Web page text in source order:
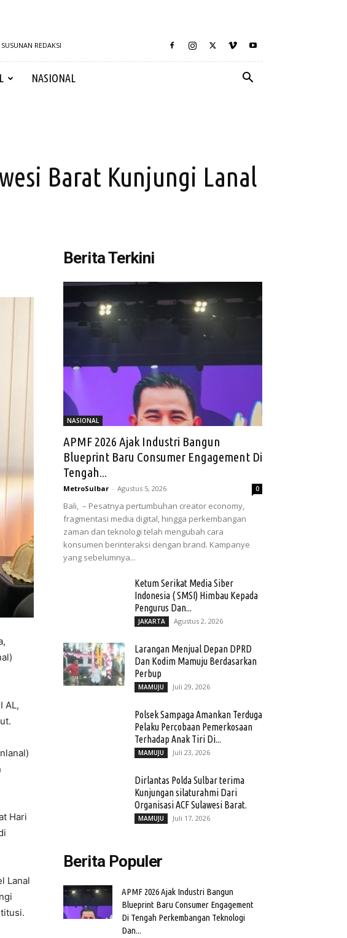
SUSUNAN REDAKSI
NASIONAL
Barat Kunjungi Lanal
AL,
Hari
Lanal
Berita Terkini
NASIONAL
APMF 2026 Ajak Industri Bangun
Blueprint Baru Consumer Engagement Di
Tengah...
MetroSulbar - Agustus 5, 2026 0
Bali, – Pesatnya pertumbuhan creator economy,
fragmentasi media digital, hingga perkembangan
zaman dan teknologi telah mengubah cara
konsumen berinteraksi dengan brand. Kampanye
yang sebelumnya...
Ketum Serikat Media Siber
Indonesia ( SMSI) Himbau Kepada
Pengurus Dan...
JAKARTA Agustus 2, 2026
Larangan Menjual Depan DPRD
Dan Kodim Mamuju Berdasarkan
Perbup
MAMUJU Juli 29, 2026
Polsek Sampaga Amankan Terduga
Pelaku Percobaan Pemerkosaan
Terhadap Anak Tiri Di...
MAMUJU Juli 23, 2026
Dirlantas Polda Sulbar terima
Kunjungan silaturahmi Dari
Organisasi ACF Sulawesi Barat.
MAMUJU Juli 17, 2026
Berita Populer
APMF 2026 Ajak Industri Bangun
Blueprint Baru Consumer Engagement
Di Tengah Perkembangan Teknologi
Dan...